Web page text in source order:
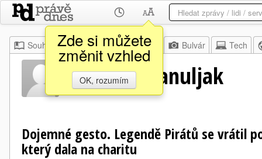
Zde si můžete
změnit vzhled
OK, rozumím
Souhrn Moje Z domova Bulvár Tech
Miroslav Hanuljak
Dojemné gesto. Legendě Pirátů se vrátil
který dala na charitu